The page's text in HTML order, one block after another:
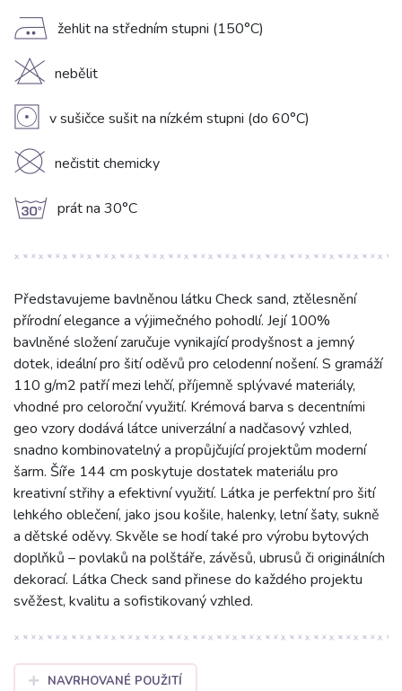
E žehlit na středním stupni (150°C)
H nebělit
V v sušičce sušit na nízkém stupni (do 60°C)
K nečistit chemicky
g prát na 30°C
Představujeme bavlněnou látku Check sand, ztělesnění
přírodní elegance a výjimečného pohodlí. Její 100%
bavlněné složení zaručuje vynikající prodyšnost a jemný
dotek, ideální pro šití oděvů pro celodenní nošení. S gramáží
110 g/m2 patří mezi lehčí, příjemně splývavé materiály,
vhodné pro celoroční využití. Krémová barva s decentními
geo vzory dodává látce univerzální a nadčasový vzhled,
snadno kombinovatelný a propůjčující projektům moderní
šarm. Šíře 144 cm poskytuje dostatek materiálu pro
kreativní střihy a efektivní využití. Látka je perfektní pro šití
lehkého oblečení, jako jsou košile, halenky, letní šaty, sukně
a dětské oděvy. Skvěle se hodí také pro výrobu bytových
doplňků – povlaků na polštáře, závěsů, ubrusů či originálních
dekorací. Látka Check sand přinese do každého projektu
svěžest, kvalitu a sofistikovaný vzhled.
NAVRHOVANÉ POUŽITÍ